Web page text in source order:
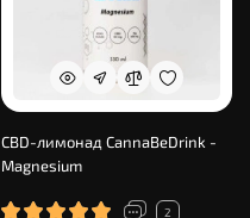
CBD-лимонад CannaBeDrink -
Magnesium
2